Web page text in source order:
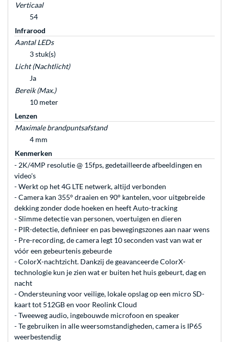
Verticaal
54
Infrarood
Aantal LEDs
3 stuk(s)
Licht (Nachtlicht)
Ja
Bereik (Max.)
10 meter
Lenzen
Maximale brandpuntsafstand
4 mm
Kenmerken
- 2K/4MP resolutie @ 15fps, gedetailleerde afbeeldingen en
video's
- Werkt op het 4G LTE netwerk, altijd verbonden
- Camera kan 355° draaien en 90° kantelen, voor uitgebreide
dekking zonder dode hoeken en heeft Auto-tracking
- Slimme detectie van personen, voertuigen en dieren
- PIR-detectie, definieer en pas bewegingszones aan naar wens
- Pre-recording, de camera legt 10 seconden vast van wat er
vóór een gebeurtenis gebeurde
- ColorX-nachtzicht. Dankzij de geavanceerde ColorX-
technologie kun je zien wat er buiten het huis gebeurt, dag en
nacht
- Ondersteuning voor veilige, lokale opslag op een micro SD-
kaart tot 512GB en voor Reolink Cloud
- Tweeweg audio, ingebouwde microfoon en speaker
- Te gebruiken in alle weersomstandigheden, camera is IP65
weerbestendig